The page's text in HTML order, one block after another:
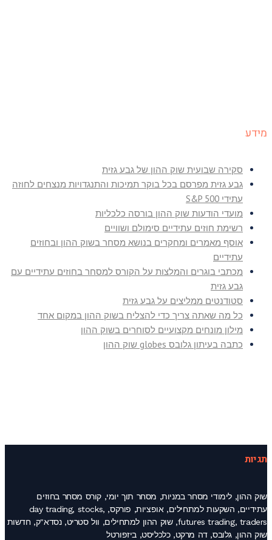
מידע
סקירה שבועית שוק ההון של גבע גזית
גבע גזית מפרסם בכל בוקר תמיכות והתנגדויות מנצחים לחוזה
עתידי S&P 500
מועדי הודעות שוק ההון בורסה כלכליות
רשימת חוזים עתידיים סימולם ושוויים
אוסף מאמרים ומחקרים בנושא מסחר בשוק ההון ובחוזים
עתידיים
מכתבי בוגרים והמלצות על הקורס למסחר בחוזים עתידיים עם
גבע גזית
סטודנטים ממליצים על גבע גזית
כל מה שאתה צריך כדי להצליח בשוק ההון במקום אחד
מילון מונחים מקצועיים לסוחרים בשוק ההון
כתבה בעיתון גלובס globes שוק ההון
תגיות
שוק ההון, לימודי מסחר במניות, מסחר תוך יומי, קורס מסחר בחוזים
עתידיים, השקעות למתחילים, אופציות, פורקס, day trading, stocks,
futures trading, traders, שוק ההון למתחילים, וול סטריט, נסדא"ק, חדשות
שוק ההון, גלובס, דה מרקט, כלכליסט, ביזפורטל